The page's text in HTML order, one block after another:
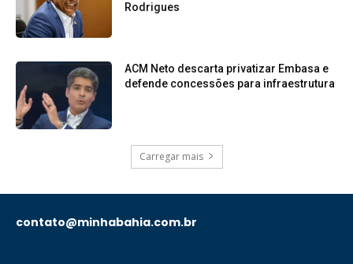
Rodrigues
ACM Neto descarta privatizar Embasa e
defende concessões para infraestrutura
Carregar mais
contato@minhabahia.com.br